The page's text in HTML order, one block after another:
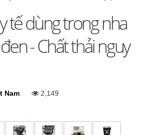
tế dùng trong nha
- Chất thải nguy
Nam 2,149